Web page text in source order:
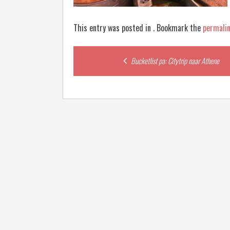
This entry was posted in . Bookmark the
navigation
Bucketlist pa: Citytrip naar Athene